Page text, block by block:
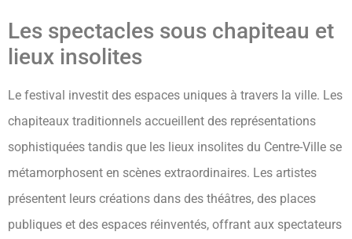
Les spectacles sous chapiteau et
lieux insolites
Le festival investit des espaces uniques à travers la ville. Les
chapiteaux traditionnels accueillent des représentations
sophistiquées tandis que les lieux insolites du Centre-Ville se
métamorphosent en scènes extraordinaires. Les artistes
présentent leurs créations dans des théâtres, des places
publiques et des espaces réinventés, offrant aux spectateurs